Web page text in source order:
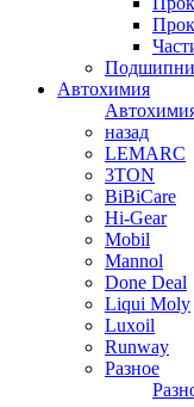
Автохимия
назад
LEMARC
3TON
BiBiCare
Hi-Gear
Mobil
Mannol
Done Deal
Liqui Moly
Luxoil
Runway
Разное